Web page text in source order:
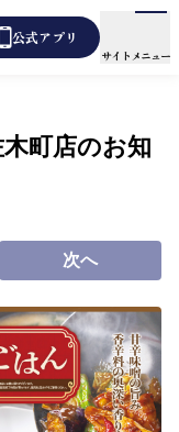
公式アプリ
サイトメニュー
検索町店のお知
次へ